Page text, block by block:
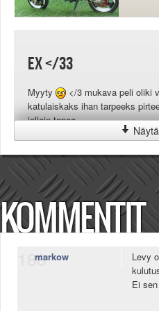
Ex </33
Myyty
</3 mukava peli oliki
katulaiskaks ihan tarpeeks
jollain tapaa
KOMMENTIT
188
markow
Levy
Ei